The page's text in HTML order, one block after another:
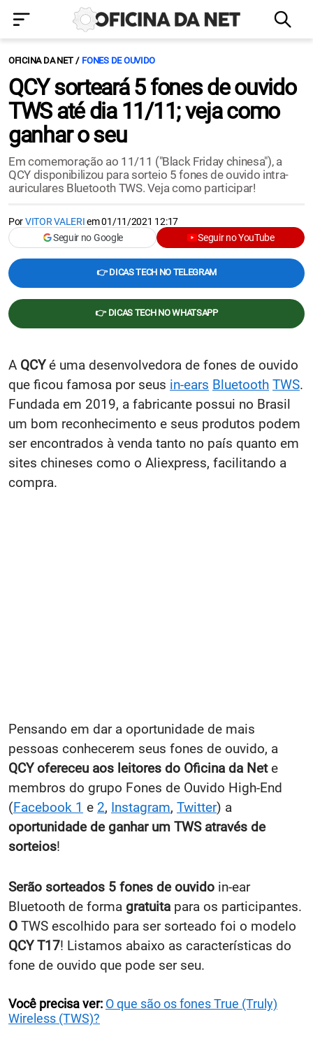
OFICINA DA NET FONES DE OUVIDO
QCY sorteará 5 fones de ouvido
TWS até dia 11/11; veja como
ganhar o seu
Em comemoração ao 11/11 ("Black Friday chinesa"), a
QCY disponibilizou para sorteio 5 fones de ouvido intra-
auriculares Bluetooth TWS. Veja como participar!
PorVITOR VALERIem01/11/2021 12:17
Seguir no Google
Seguir no YouTube
👉 DICAS TECH NO TELEGRAM
👉 DICAS TECH NO WHATSAPP
A QCYé uma desenvolvedora de fones de ouvido
que ficou famosa por seus in-ears Bluetooth TWS.
Fundada em 2019, a fabricante possui no Brasil
um bom reconhecimento e seus produtos podem
ser encontrados à venda tanto no país quanto em
sites chineses como o Aliexpress, facilitando a
compra.
Pensando em dar a oportunidade de mais
pessoas conhecerem seus fones de ouvido, a
QCY ofereceu aos leitores do Oficina da Nete
membros do grupo Fones de Ouvido High-End
(Facebook 1 e 2, Instagram, Twitter) a
oportunidade de ganhar um TWS através de
sorteios!
Serão sorteados 5 fones de ouvido in-ear
Bluetooth de forma gratuita para os participantes.
O TWS escolhido para ser sorteado foi o modelo
QCY T17! Listamos abaixo as características do
fone de ouvido que pode ser seu.
Você precisa ver: O que são os fones True (Truly)
Wireless (TWS)?